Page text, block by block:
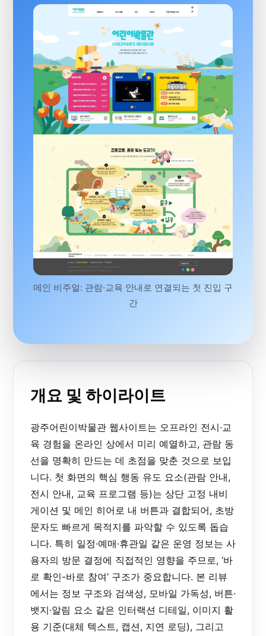
메인 비주얼: 관람·교육 안내로 연결되는 첫 진입 구
간
개요 및 하이라이트
광주어린이박물관 웹사이트는 오프라인 전시·교
육 경험을 온라인 상에서 미리 예열하고, 관람 동
선을 명확히 만드는 데 초점을 맞춘 것으로 보입
니다. 첫 화면의 핵심 행동 유도 요소(관람 안내,
전시 안내, 교육 프로그램 등)는 상단 고정 내비
게이션 및 메인 히어로 내 버튼과 결합되어, 초방
문자도 빠르게 목적지를 파악할 수 있도록 돕습
니다. 특히 일정·예매·휴관일 같은 운영 정보는 사
용자의 방문 결정에 직접적인 영향을 주므로, ‘바
로 확인-바로 참여’ 구조가 중요합니다. 본 리뷰
에서는 정보 구조와 검색성, 모바일 가독성, 버튼·
뱃지·알림 요소 같은 인터랙션 디테일, 이미지 활
용 기준(대체 텍스트, 캡션, 지연 로딩), 그리고